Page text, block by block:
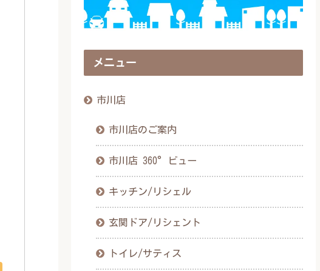
メニュー
市川店
市川店のご案内
市川店 360°ビュー
キッチン/リシェル
玄関ドア/リシェント
トイレ/サティス